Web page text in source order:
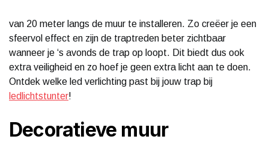
van 20 meter langs de muur te installeren. Zo creëer je een
sfeervol effect en zijn de traptreden beter zichtbaar
wanneer je ‘s avonds de trap op loopt. Dit biedt dus ook
extra veiligheid en zo hoef je geen extra licht aan te doen.
Ontdek welke led verlichting past bij jouw trap bij
ledlichtstunter!
Decoratieve muur